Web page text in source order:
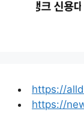
https://
https://